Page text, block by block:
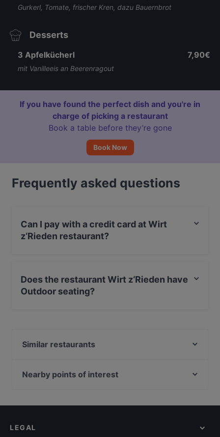
Gurkerl, Tomate, frischer Kren, dazu Bauernbrot
Desserts
3 Apfelkücherl
mit Vanilleeis an Beerenragout
7,90€
If you have found the perfect dish and you're in
charge of picking a restaurant
Book a table before they’re gone
Book Now
Frequently asked questions
Can I pay with a credit card at Wirt
z‘Rieden restaurant?
Does the restaurant Wirt z‘Rieden have
Outdoor seating?
Similar restaurants
BAMA
Nearby points of interest
U-Bahn Universität, Munich
LEGAL